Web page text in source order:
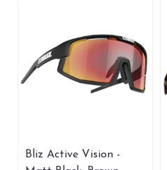
Bliz Active Vision -